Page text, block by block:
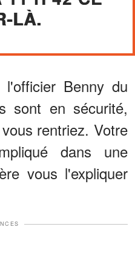
LÀ.
Benny du
sont en sécurité,
rentriez. Votre
dans une
vous l'expliquer